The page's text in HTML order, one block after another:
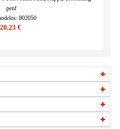
penf
802050
20LE134_Oth
20.23 €